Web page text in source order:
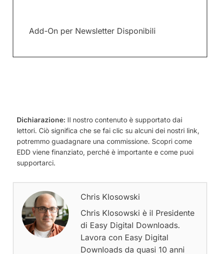
Add-On per Newsletter Disponibili
Dichiarazione: Il nostro contenuto è supportato dai
lettori. Ciò significa che se fai clic su alcuni dei nostri link,
potremmo guadagnare una commissione. Scopri come
EDD viene finanziato, perché è importante e come puoi
supportarci.
Chris Klosowski
Chris Klosowski è il Presidente
di Easy Digital Downloads.
Lavora con Easy Digital
Downloads da quasi 10 anni